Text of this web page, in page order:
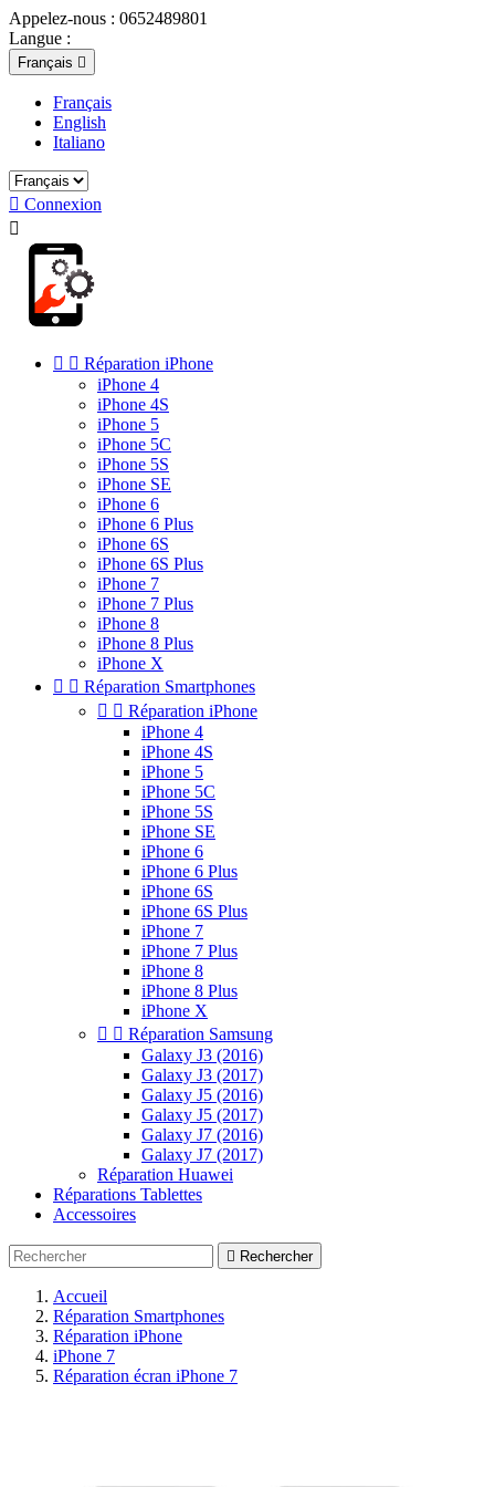
Appelez-nous : 0652489801
Langue :
Français 
Français
English
Italiano
 Connexion

  Réparation iPhone
iPhone 4
iPhone 4S
iPhone 5
iPhone 5C
iPhone 5S
iPhone SE
iPhone 6
iPhone 6 Plus
iPhone 6S
iPhone 6S Plus
iPhone 7
iPhone 7 Plus
iPhone 8
iPhone 8 Plus
iPhone X
  Réparation Smartphones
  Réparation iPhone
iPhone 4
iPhone 4S
iPhone 5
iPhone 5C
iPhone 5S
iPhone SE
iPhone 6
iPhone 6 Plus
iPhone 6S
iPhone 6S Plus
iPhone 7
iPhone 7 Plus
iPhone 8
iPhone 8 Plus
iPhone X
  Réparation Samsung
Galaxy J3 (2016)
Galaxy J3 (2017)
Galaxy J5 (2016)
Galaxy J5 (2017)
Galaxy J7 (2016)
Galaxy J7 (2017)
Réparation Huawei
Réparations Tablettes
Accessoires
 Rechercher
Accueil
Réparation Smartphones
Réparation iPhone
iPhone 7
Réparation écran iPhone 7